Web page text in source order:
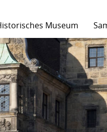
Museum